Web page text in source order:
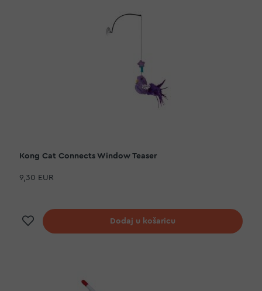
Kong Cat Connects Window Teaser
9,30 EUR
Dodaj na listu želja
Dodaj u košaricu